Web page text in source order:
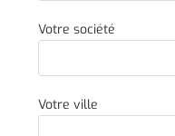
Votre société
Votre ville